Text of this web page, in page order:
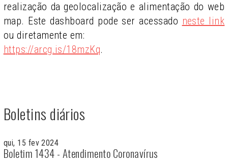
realização da geolocalização e alimentação do web
map. Este dashboard pode ser acessado neste link
ou diretamente em:
https://arcg.is/18mzKq.
Boletins diários
qui, 15 fev 2024
Boletim 1434 - Atendimento Coronavírus